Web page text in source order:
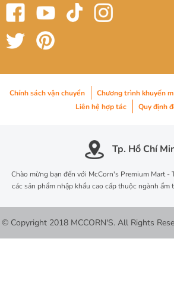
Chính sách vận chuyển Chương trình khuyến
Liên hệ hợp tác
Quy định
Tp. Hồ Chí
Chào mừng bạn đến với McCorn's Premium Mart -
các sản phẩm nhập khẩu cao cấp thuộc ngành ẩm
© Copyright 2018 MCCORN'S. All Rights